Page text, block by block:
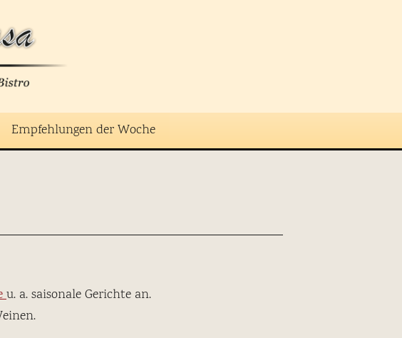
Empfehlungen der Woche
u. a. saisonale Gerichte an.